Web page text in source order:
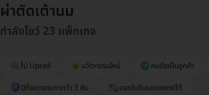
ผ่าตัดเต้านม
กำลังโชว์ 23 แพ็กเกจ
ไม่ Upsell นวัตกรรมใหม่ คนดังเป็นลูกค้า
มีที่จอดรถมากกว่า 3 คัน
ออกใบรับรองแพทย์ได้